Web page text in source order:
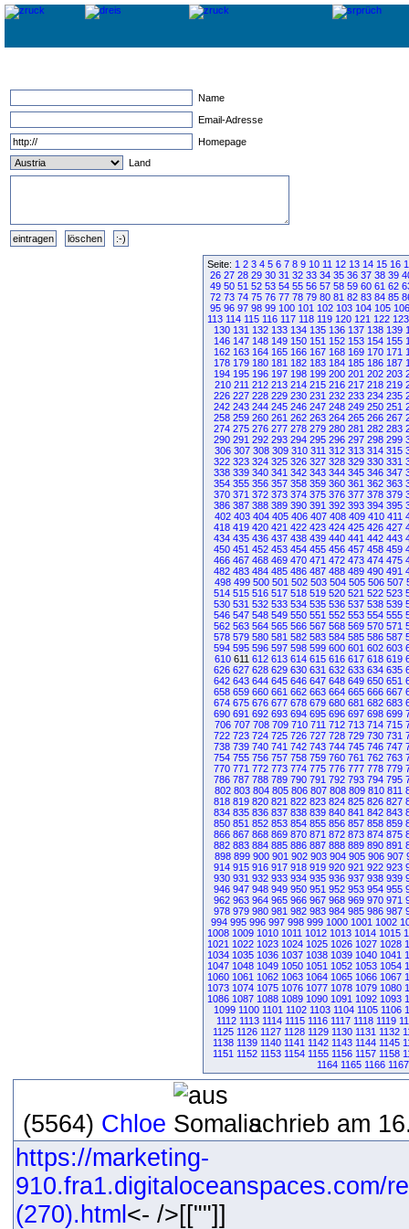
Name
Email-Adresse
Homepage
Land
Seite: 1 2 3 4 5 6 7 8 9 10 11 12 13 14 15 16
26 27 28 29 30 31 32 33 34 35 36 37 38 39
49 50 51 52 53 54 55 56 57 58 59 60 61 62
72 73 74 75 76 77 78 79 80 81 82 83 84 85
95 96 97 98 99 100 101 102 103 104 105 106
113 114 115 116 117 118 119 120 121 122 123
130 131 132 133 134 135 136 137 138 139
146 147 148 149 150 151 152 153 154 155
162 163 164 165 166 167 168 169 170 171
178 179 180 181 182 183 184 185 186 187
194 195 196 197 198 199 200 201 202 203
210 211 212 213 214 215 216 217 218 219
226 227 228 229 230 231 232 233 234 235
242 243 244 245 246 247 248 249 250 251
258 259 260 261 262 263 264 265 266 267
274 275 276 277 278 279 280 281 282 283
290 291 292 293 294 295 296 297 298 299
306 307 308 309 310 311 312 313 314 315
322 323 324 325 326 327 328 329 330 331
338 339 340 341 342 343 344 345 346 347
354 355 356 357 358 359 360 361 362 363
370 371 372 373 374 375 376 377 378 379
386 387 388 389 390 391 392 393 394 395
402 403 404 405 406 407 408 409 410 411
418 419 420 421 422 423 424 425 426 427
434 435 436 437 438 439 440 441 442 443
450 451 452 453 454 455 456 457 458 459
466 467 468 469 470 471 472 473 474 475
482 483 484 485 486 487 488 489 490 491
498 499 500 501 502 503 504 505 506 507
514 515 516 517 518 519 520 521 522 523
530 531 532 533 534 535 536 537 538 539
546 547 548 549 550 551 552 553 554 555
562 563 564 565 566 567 568 569 570 571
578 579 580 581 582 583 584 585 586 587
594 595 596 597 598 599 600 601 602 603
610611 612 613 614 615 616 617 618 619
626 627 628 629 630 631 632 633 634 635
642 643 644 645 646 647 648 649 650 651
658 659 660 661 662 663 664 665 666 667
674 675 676 677 678 679 680 681 682 683
690 691 692 693 694 695 696 697 698 699
706 707 708 709 710 711 712 713 714 715
722 723 724 725 726 727 728 729 730 731
738 739 740 741 742 743 744 745 746 747
754 755 756 757 758 759 760 761 762 763
770 771 772 773 774 775 776 777 778 779
786 787 788 789 790 791 792 793 794 795
802 803 804 805 806 807 808 809 810 811
818 819 820 821 822 823 824 825 826 827
834 835 836 837 838 839 840 841 842 843
850 851 852 853 854 855 856 857 858 859
866 867 868 869 870 871 872 873 874 875
882 883 884 885 886 887 888 889 890 891
898 899 900 901 902 903 904 905 906 907
914 915 916 917 918 919 920 921 922 923
930 931 932 933 934 935 936 937 938 939
946 947 948 949 950 951 952 953 954 955
962 963 964 965 966 967 968 969 970 971
978 979 980 981 982 983 984 985 986 987
994 995 996 997 998 999 1000 1001 1002
1008 1009 1010 1011 1012 1013 1014 1015
1021 1022 1023 1024 1025 1026 1027 1028
1034 1035 1036 1037 1038 1039 1040 1041
1047 1048 1049 1050 1051 1052 1053 1054
1060 1061 1062 1063 1064 1065 1066 1067
1073 1074 1075 1076 1077 1078 1079 1080
1086 1087 1088 1089 1090 1091 1092 1093
1099 1100 1101 1102 1103 1104 1105 1106
1112 1113 1114 1115 1116 1117 1118 1119
1125 1126 1127 1128 1129 1130 1131 1132
1138 1139 1140 1141 1142 1143 1144 1145
1151 1152 1153 1154 1155 1156 1157 1158
1164 1165 1166 1167
(5564) Chloe
schrieb am
https://marketing-
910.fra1.digitaloceanspaces.com/
(270).html <- />[[""]]